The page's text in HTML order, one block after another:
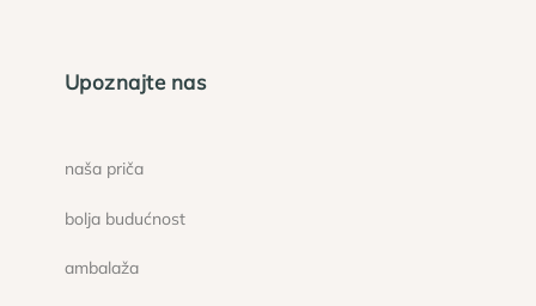
Upoznajte nas
naša priča
bolja budućnost
ambalaža